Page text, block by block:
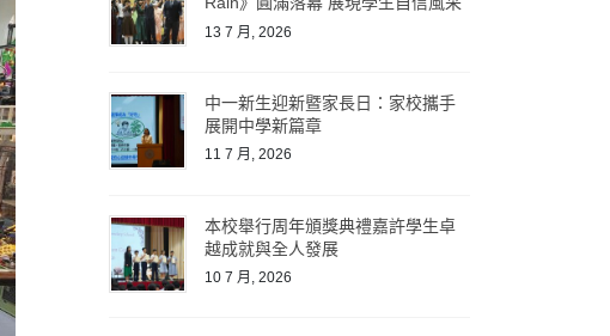
13 7 月, 2026
中一新生迎新暨家長日：家校攜手
展開中學新篇章
11 7 月, 2026
本校舉行周年頒獎典禮嘉許學生卓
越成就與全人發展
10 7 月, 2026